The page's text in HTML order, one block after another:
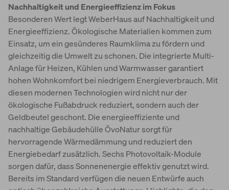
Nachhaltigkeit und Energieeffizienz im Fokus
Besonderen Wert legt WeberHaus auf Nachhaltigkeit und
Energieeffizienz. Ökologische Materialien kommen zum
Einsatz, um ein gesünderes Raumklima zu fördern und
gleichzeitig die Umwelt zu schonen. Die integrierte Multi-
Anlage für Heizen, Kühlen und Warmwasser garantiert
hohen Wohnkomfort bei niedrigem Energieverbrauch. Mit
diesen modernen Technologien wird nicht nur der
ökologische Fußabdruck reduziert, sondern auch der
Geldbeutel geschont. Die energieeffiziente und
nachhaltige Gebäudehülle ÖvoNatur sorgt für
hervorragende Wärmedämmung und reduziert den
Energiebedarf zusätzlich. Sechs Photovoltaik-Module
sorgen dafür, dass Sonnenenergie effektiv genutzt wird.
Bereits im Standard verfügen die neuen Entwürfe auch